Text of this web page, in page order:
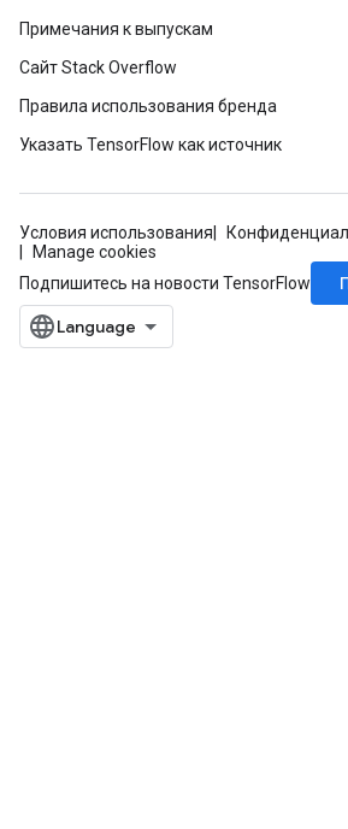
Примечания к выпускам
Сайт Stack Overflow
Правила использования бренда
Указать TensorFlow как источник
Условия использования
Manage cookies
Подпишитесь на новости TensorFlow